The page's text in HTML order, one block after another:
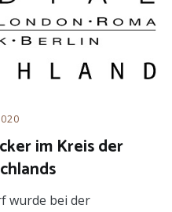
im Kreis der
wurde bei der